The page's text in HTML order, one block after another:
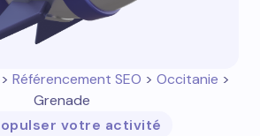
> Référencement SEO > Occitanie >
Grenade
votre activité